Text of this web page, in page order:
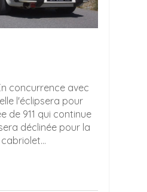
concurrence avec
l'éclipsera pour
de 911 qui continue
déclinée pour la